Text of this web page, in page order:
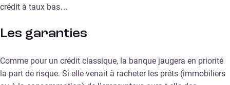
crédit à taux bas…
Les garanties
Comme pour un crédit classique, la banque jaugera en priorité
la part de risque. Si elle venait à racheter les prêts (immobiliers